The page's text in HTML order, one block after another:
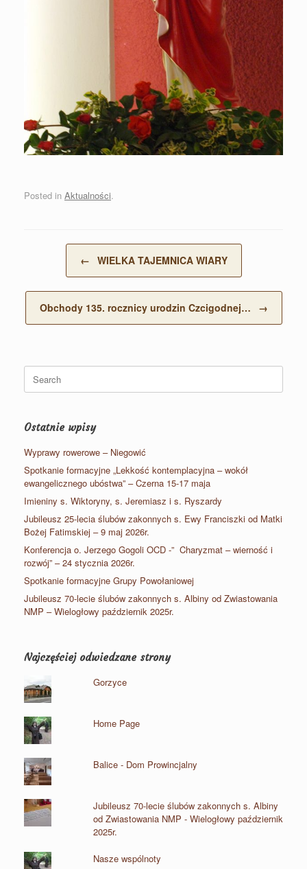
Posted in Aktualności.
← WIELKA TAJEMNICA WIARY
Obchody 135. rocznicy urodzin Czcigodnej… →
for:
Ostatnie wpisy
Wyprawy rowerowe – Niegowić
Spotkanie formacyjne „Lekkość kontemplacyjna – wokół
ewangelicznego ubóstwa” – Czerna 15-17 maja
Imieniny s. Wiktoryny, s. Jeremiasz i s. Ryszardy
Jubileusz 25-lecia ślubów zakonnych s. Ewy Franciszki od Matki
Bożej Fatimskiej – 9 maj 2026r.
Konferencja o. Jerzego Gogoli OCD -” Charyzmat – wierność i
rozwój” – 24 stycznia 2026r.
Spotkanie formacyjne Grupy Powołaniowej
Jubileusz 70-lecie ślubów zakonnych s. Albiny od Zwiastowania
NMP – Wielogłowy październik 2025r.
Najczęściej odwiedzane strony
Gorzyce
Home Page
Balice - Dom Prowincjalny
Jubileusz 70-lecie ślubów zakonnych s. Albiny
od Zwiastowania NMP - Wielogłowy październik
2025r.
Nasze wspólnoty